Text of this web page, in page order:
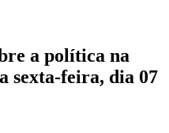
a política na
sexta-feira, dia 07